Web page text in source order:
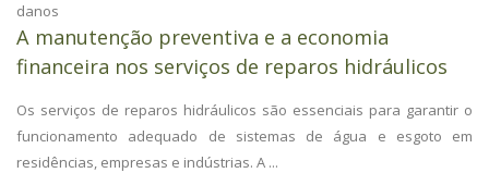
danos
A manutenção preventiva e a economia
financeira nos serviços de reparos hidráulicos
Os serviços de reparos hidráulicos são essenciais para garantir o
funcionamento adequado de sistemas de água e esgoto em
residências, empresas e indústrias. A ...